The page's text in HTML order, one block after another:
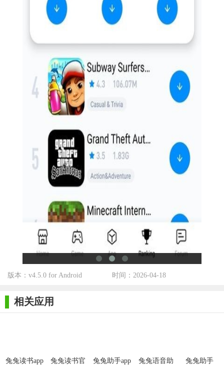
2. 安全可信：所有应用均经过严格的安全检测，确保无病
毒、无木马，保障用户设备安全。
3. 高速下载：采用先进的下载技术，支持多任务并行下载，
【兔兔助手官网内容】
1. 游戏中心：汇聚了最新、最热的手机游戏，包括动作、冒
险、策略、休闲等多种类型。
2. 应用商城：提供丰富多样的应用软件，包括但不限于社
交、视频、音乐、阅读、购物等。
3. 工具专区：包含实用的手机管理工具，如清理助手、电池
优化、文件管理、安全防护等。
【兔兔助手官网用法】
1. 访问官网：在浏览器中输入兔兔助手官网地址，进入首
2. 搜索应用：在搜索框中输入应用名称或关键词，快速找到
所需应用。
【兔兔助手官网点评】
求，是iOS及Android用户不可多得的应用商店选择之一。
版本：v4.5.0 for Android 时间：2026-04-18
相关应用
兔兔读书app
兔兔读书官
兔兔助手app
兔兔语音助
兔兔助手